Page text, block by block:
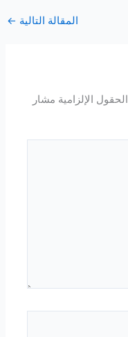
المقالة التالية ←
الحقول الإلزامية مشار